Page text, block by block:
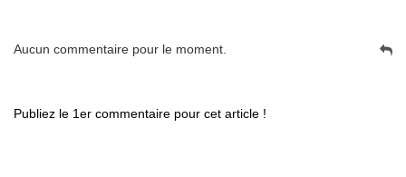
Aucun commentaire pour le moment.
Publiez le 1er commentaire pour cet article !